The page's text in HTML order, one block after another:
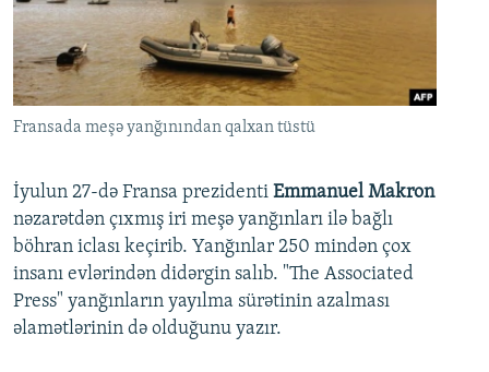
Fransada meşə yanğınından qalxan tüstü
İyulun 27-də Fransa prezidenti Emmanuel Makron
nəzarətdən çıxmış iri meşə yanğınları ilə bağlı
böhran iclası keçirib. Yanğınlar 250 mindən çox
insanı evlərindən didərgin salıb. "The Associated
Press" yanğınların yayılma sürətinin azalması
əlamətlərinin də olduğunu yazır.